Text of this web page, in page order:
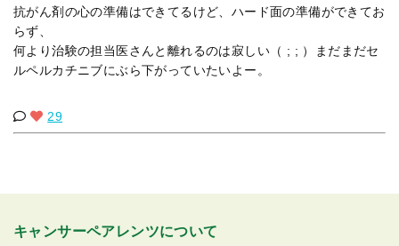
抗がん剤の心の準備はできてるけど、ハード面の準備ができてお
らず、
何より治験の担当医さんと離れるのは寂しい（ ; ; ）まだまだセ
ルペルカチニブにぶら下がっていたいよー。
29
キャンサーペアレンツについて